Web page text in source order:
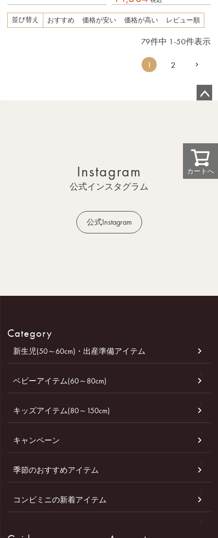
並び替え おすすめ 価格が安い 価格が高い レビュー順
79件中 1 -50件表示
1 2
カートへ
Instagram
公式インスタグラム
公式Instagram
ッ
プ
Category
新生児(50～60cm)・出産準備アイテム
ベビーアイテム(60～80cm)
キッズアイテム(80～150cm)
キャンペーン
季節のおすすめアイテム
コンビミニの新着アイテム